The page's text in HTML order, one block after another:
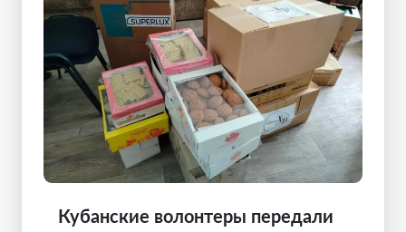
Кубанские волонтеры передали